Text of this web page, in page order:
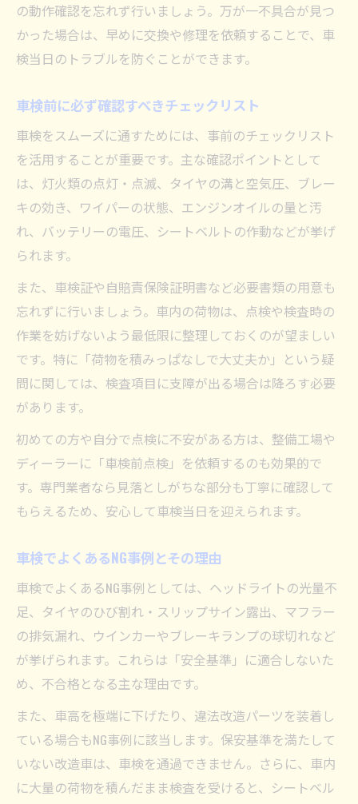
の動作確認を忘れず行いましょう。万が一不具合が見つ
かった場合は、早めに交換や修理を依頼することで、車
検当日のトラブルを防ぐことができます。
車検前に必ず確認すべきチェックリスト
車検をスムーズに通すためには、事前のチェックリスト
を活用することが重要です。主な確認ポイントとして
は、灯火類の点灯・点滅、タイヤの溝と空気圧、ブレー
キの効き、ワイパーの状態、エンジンオイルの量と汚
れ、バッテリーの電圧、シートベルトの作動などが挙げ
られます。
また、車検証や自賠責保険証明書など必要書類の用意も
忘れずに行いましょう。車内の荷物は、点検や検査時の
作業を妨げないよう最低限に整理しておくのが望ましい
です。特に「荷物を積みっぱなしで大丈夫か」という疑
問に関しては、検査項目に支障が出る場合は降ろす必要
があります。
初めての方や自分で点検に不安がある方は、整備工場や
ディーラーに「車検前点検」を依頼するのも効果的で
す。専門業者なら見落としがちな部分も丁寧に確認して
もらえるため、安心して車検当日を迎えられます。
車検でよくあるNG事例とその理由
車検でよくあるNG事例としては、ヘッドライトの光量不
足、タイヤのひび割れ・スリップサイン露出、マフラー
の排気漏れ、ウインカーやブレーキランプの球切れなど
が挙げられます。これらは「安全基準」に適合しないた
め、不合格となる主な理由です。
また、車高を極端に下げたり、違法改造パーツを装着し
ている場合もNG事例に該当します。保安基準を満たして
いない改造車は、車検を通過できません。さらに、車内
に大量の荷物を積んだまま検査を受けると、シートベル